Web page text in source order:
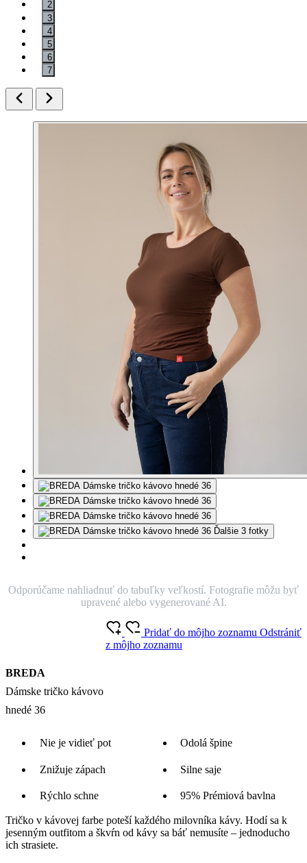
2
3
4
5
6
7
Ďalšie 3 fotky
Odporúčame nahliadnuť do tabuľky veľkostí. Fotografie môžu byť
upravené alebo vygenerované AI.
BREDA
Dámske tričko kávovo
hnedé 36
Pridať do môjho zoznamu Odstrániť
z môjho zoznamu
Nie je vidieť pot Odolá špine
Znižuje zápach Silne saje
Rýchlo schne 95% Prémiová bavlna
Tričko v kávovej farbe poteší každého milovníka kávy. Hodí sa k
jesenným outfitom a škvŕn od kávy sa báť nemusíte – jednoducho
ich strasiete.